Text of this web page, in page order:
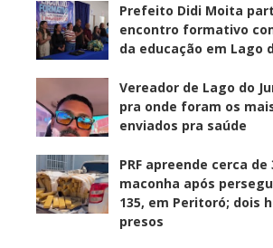
Prefeito Didi Moita
encontro formativo
da educação em Lago
Vereador de Lago do
pra onde foram os
enviados pra saúde
PRF apreende cerca de
maconha após
135, em Peritoró; dois
presos